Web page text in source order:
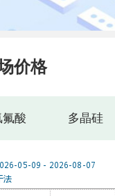
价格
氟酸 多晶硅